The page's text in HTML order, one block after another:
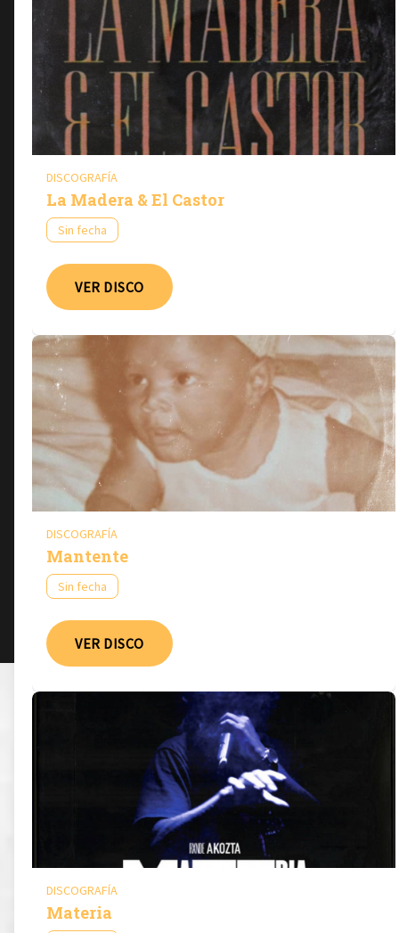
DISCOGRAFÍA
La Madera & El Castor
Sin fecha
VER DISCO
DISCOGRAFÍA
Mantente
Sin fecha
VER DISCO
DISCOGRAFÍA
Materia